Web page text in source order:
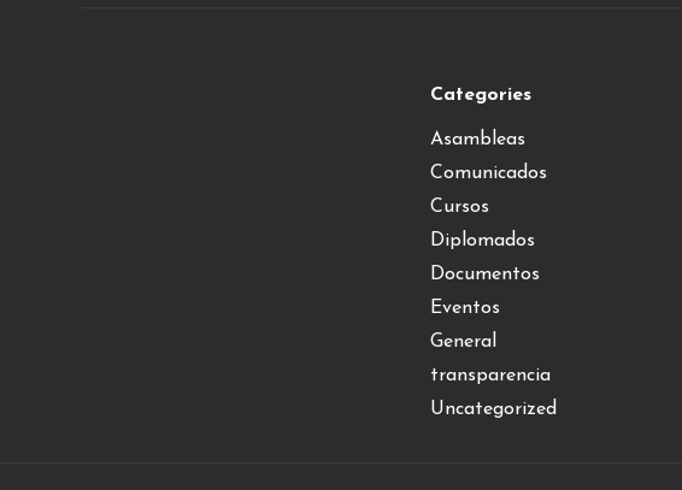
Categories
Asambleas
Comunicados
Cursos
Diplomados
Documentos
Eventos
General
transparencia
Uncategorized